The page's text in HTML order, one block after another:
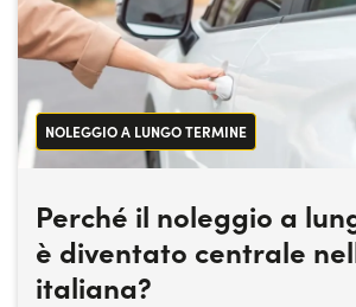
NOLEGGIO A LUNGO TERMINE
Perché il noleggio a
è diventato centrale
italiana?